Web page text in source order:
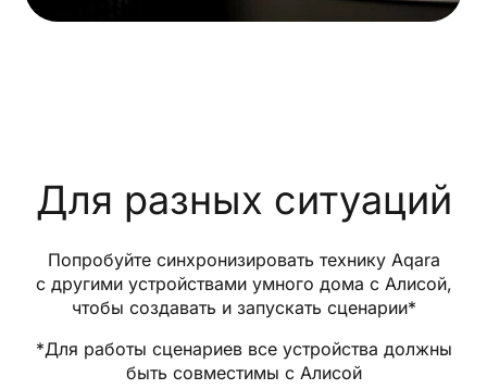
Для разных ситуаций
Попробуйте синхронизировать технику Aqara
с другими устройствами умного дома с Алисой,
чтобы создавать и запускать сценарии*
*Для работы сценариев все устройства должны
быть совместимы с Алисой